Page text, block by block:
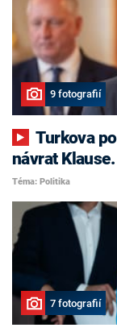
9 fotografií
Turkova pomsta, nekonfliktní Havlíček i
návrat
Téma: Politika
7 fotografií